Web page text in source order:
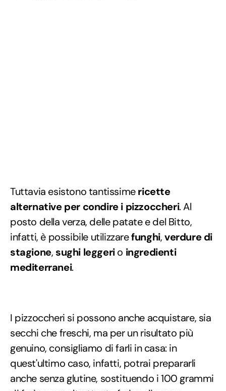
Tuttavia esistono tantissimericette
alternative per condire i pizzoccheri. Al
posto della verza, delle patate e del Bitto,
infatti, è possibile utilizzarefunghi,verdure di
stagione, sughi leggerio ingredienti
mediterranei.
I pizzoccheri si possono anche acquistare, sia
secchi che freschi, ma per un risultato più
genuino, consigliamo di farli in casa: in
quest'ultimo caso, infatti, potrai prepararli
anche senza glutine, sostituendo i 100 grammi